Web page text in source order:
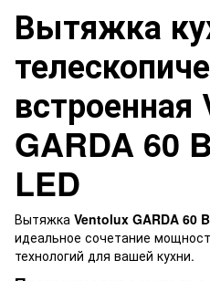
Вытяжка
GARDA 60
LED
Вытяжка Ventolux GARDA 60
идеальное сочетание
технологий для вашей кухни.